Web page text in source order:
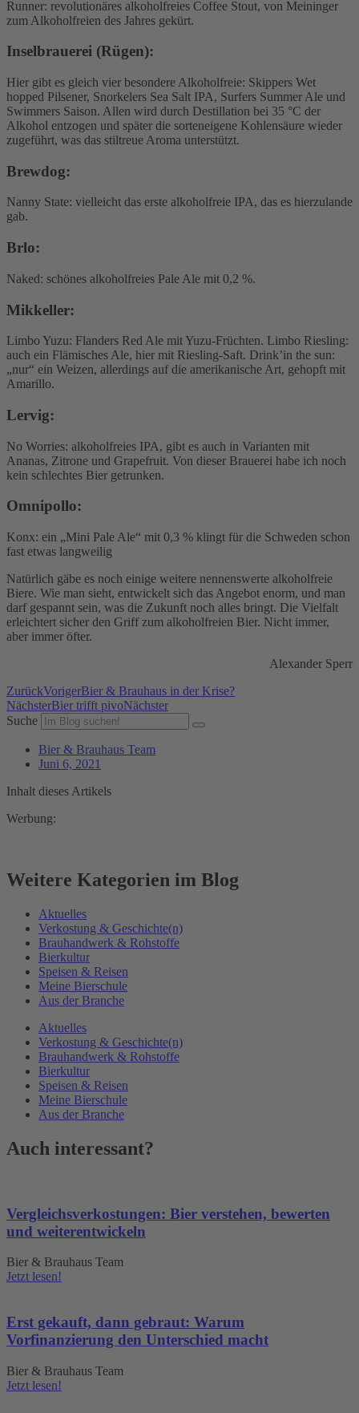
Runner: revolutionäres alkoholfreies Coffee Stout, von Meininger
zum Alkoholfreien des Jahres gekürt.
Inselbrauerei (Rügen):
Hier gibt es gleich vier besondere Alkoholfreie: Skippers Wet
hopped Pilsener, Snorkelers Sea Salt IPA, Surfers Summer Ale und
Swimmers Saison. Allen wird durch Destillation bei 35 °C der
Alkohol entzogen und später die sorteneigene Kohlensäure wieder
zugeführt, was das stiltreue Aroma unterstützt.
Brewdog:
Nanny State: vielleicht das erste alkoholfreie IPA, das es hierzulande
gab.
Brlo:
Naked: schönes alkoholfreies Pale Ale mit 0,2 %.
Mikkeller:
Limbo Yuzu: Flanders Red Ale mit Yuzu-Früchten. Limbo Riesling:
auch ein Flämisches Ale, hier mit Riesling-Saft. Drink’in the sun:
„nur“ ein Weizen, allerdings auf die amerikanische Art, gehopft mit
Amarillo.
Lervig:
No Worries: alkoholfreies IPA, gibt es auch in Varianten mit
Ananas, Zitrone und Grapefruit. Von dieser Brauerei habe ich noch
kein schlechtes Bier getrunken.
Omnipollo:
Konx: ein „Mini Pale Ale“ mit 0,3 % klingt für die Schweden schon
fast etwas langweilig
Natürlich gäbe es noch einige weitere nennenswerte alkoholfreie
Biere. Wie man sieht, entwickelt sich das Angebot enorm, und man
darf gespannt sein, was die Zukunft noch alles bringt. Die Vielfalt
erleichtert sicher den Griff zum alkoholfreien Bier. Nicht immer,
aber immer öfter.
Alexander Sperr
ZurückVorigerBier & Brauhaus in der Krise?
NächsterBier trifft pivoNächster
Suche
Bier & Brauhaus Team
Juni 6, 2021
Inhalt dieses Artikels
Werbung:
Weitere Kategorien im Blog
Aktuelles
Verkostung & Geschichte(n)
Brauhandwerk & Rohstoffe
Bierkultur
Speisen & Reisen
Meine Bierschule
Aus der Branche
Aktuelles
Verkostung & Geschichte(n)
Brauhandwerk & Rohstoffe
Bierkultur
Speisen & Reisen
Meine Bierschule
Aus der Branche
Auch interessant?
Vergleichsverkostungen: Bier verstehen, bewerten
und weiterentwickeln
Bier & Brauhaus Team
Jetzt lesen!
Erst gekauft, dann gebraut: Warum
Vorfinanzierung den Unterschied macht
Bier & Brauhaus Team
Jetzt lesen!